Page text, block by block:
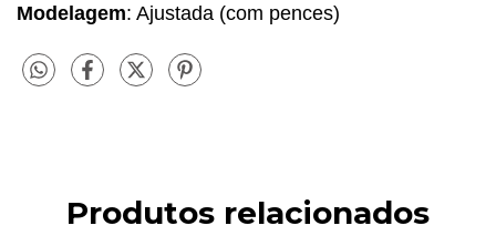
Modelagem: Ajustada (com pences)
Produtos relacionados